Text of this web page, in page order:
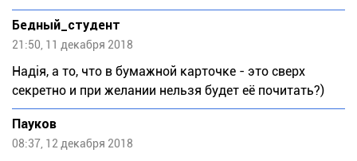
Бедный_студент
21:50, 11 декабря 2018
Надія, а то, что в бумажной карточке - это сверх
секретно и при желании нельзя будет её почитать?)
Пауков
08:37, 12 декабря 2018